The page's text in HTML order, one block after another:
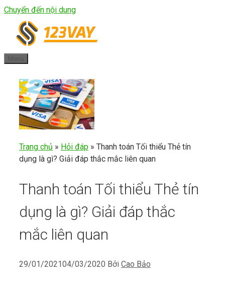
Chuyển đến nội dung
Trang chủ » Hỏi đáp » Thanh toán Tối thiểu Thẻ tín
dụng là gì? Giải đáp thắc mắc liên quan
Thanh toán Tối thiểu Thẻ tín
dụng là gì? Giải đáp thắc
mắc liên quan
29/01/202104/03/2020 Bởi Cao Bảo